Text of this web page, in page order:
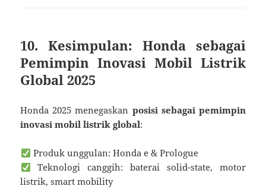
10. Kesimpulan: Honda sebagai
Pemimpin Inovasi Mobil Listrik
Global 2025
Honda 2025 menegaskan posisi sebagai pemimpin
inovasi mobil listrik global:
Produk unggulan: Honda e & Prologue
Teknologi canggih: baterai solid-state, motor
listrik, smart mobility